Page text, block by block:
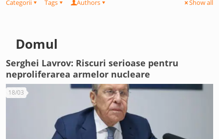
Categorii Tags Authors Show all
Domul
Serghei Lavrov: Riscuri serioase pentru
neproliferarea armelor nucleare
18/03